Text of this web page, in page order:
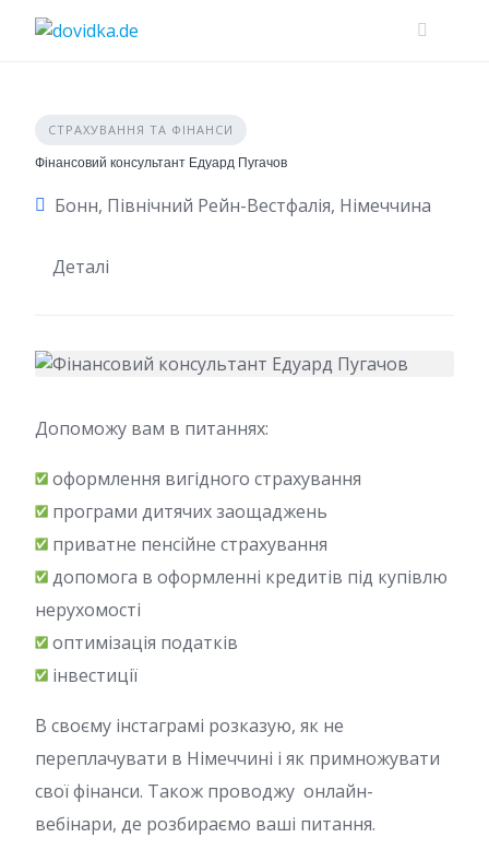
СТРАХУВАННЯ ТА ФІНАНСИ
Фінансовий консультант Едуард Пугачов
Бонн, Північний Рейн-Вестфалія, Німеччина
Деталі
Допоможу вам в питаннях:
оформлення вигідного страхування
програми дитячих заощаджень
приватне пенсійне страхування
допомога в оформленні кредитів під купівлю
нерухомості
оптимізація податків
інвестиції
В своєму інстаграмі розказую, як не
переплачувати в Німеччині і як примножувати
свої фінанси. Також проводжу онлайн-
вебінари, де розбираємо ваші питання.